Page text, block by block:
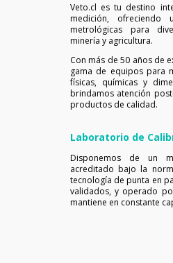
Veto.cl es tu destino
medición, ofreciendo
metrológicas para
minería y agricultura.
Con más de 50 años de
gama de equipos para
físicas, químicas y
brindamos atención
productos de calidad.
Laboratorio de
Disponemos de un
acreditado bajo la
tecnología de punta en
validados, y operado
mantiene en constante